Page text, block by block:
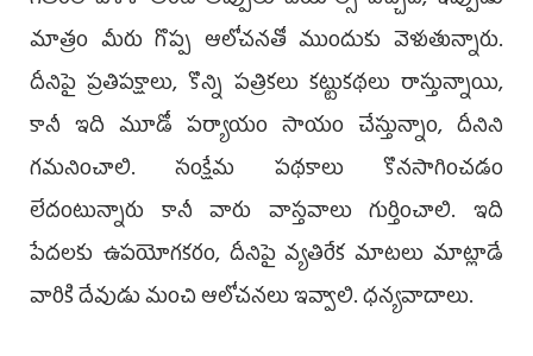
మాత్రం మీరు గొప్ప ఆలోచనతో ముందుకు వెళుతున్నారు.
దీనిపై ప్రతిపక్షాలు, కొన్ని పత్రికలు కట్టుకథలు రాస్తున్నాయి,
కానీ ఇది మూడో పర్యాయం సాయం చేస్తున్నాం, దీనిని
గమనించాలి. సంక్షేమ పథకాలు కొనసాగించడం
లేదంటున్నారు కానీ వారు వాస్తవాలు గుర్తించాలి. ఇది
పేదలకు ఉపయోగకరం, దీనిపై వ్యతిరేక మాటలు మాట్లాడే
వారికి దేవుడు మంచి ఆలోచనలు ఇవ్వాలి. ధన్యవాదాలు.